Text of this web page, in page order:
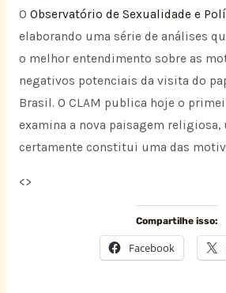
O Observatório de Sexualidade e
elaborando uma série de análises
o melhor entendimento sobre as
negativos potenciais da visita do
Brasil. O CLAM publica hoje o
examina a nova paisagem religiosa,
certamente constitui uma das
<>
Compartilhe isso:
Facebook